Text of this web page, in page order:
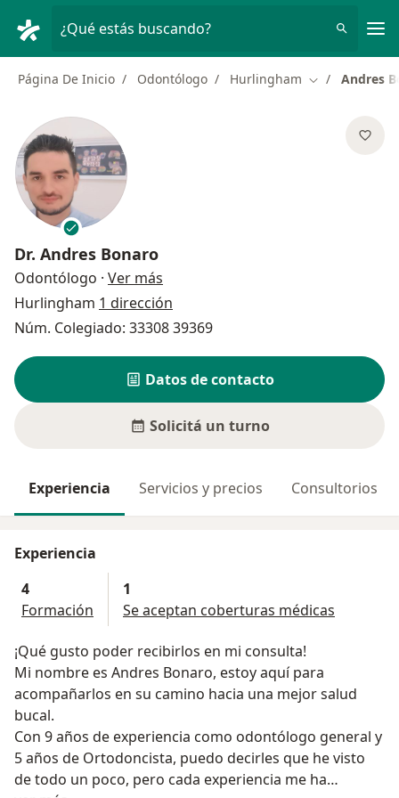
¿Qué estás buscando?
Página De Inicio Odontólogo Hurlingham Cambiar de
Andres
Dr. Andres Bonaro
Odontólogo · Ver más
Hurlingham 1 dirección
Núm. Colegiado: 33308 39369
Datos de contacto
Solicitá un turno
Experiencia Servicios y precios Consultorios
Experiencia
4
Formación
1
Se aceptan coberturas médicas
¡Qué gusto poder recibirlos en mi consulta!
Mi nombre es Andres Bonaro, estoy aquí para
acompañarlos en su camino hacia una mejor salud
bucal.
Con 9 años de experiencia como odontólogo general y
5 años de Ortodoncista, puedo decirles que he visto
de todo un poco, pero cada experiencia me ha